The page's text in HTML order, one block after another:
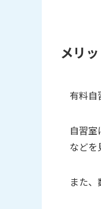
メリ
有料自
自習
などを
また